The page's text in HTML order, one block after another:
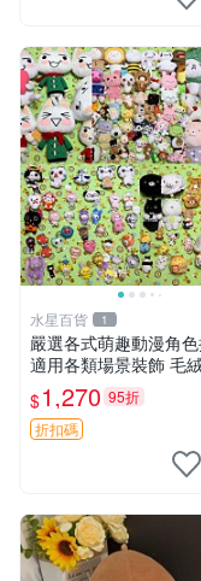
水星百貨 1
嚴選各式萌趣動漫角色
適用各類場景裝飾 毛
具、卡通抱枕、趣味玩
$1,270 95折
折扣碼